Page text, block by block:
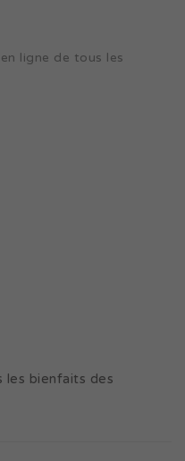
ligne de tous les
les bienfaits des